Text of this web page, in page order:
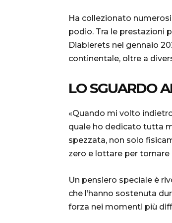
Ha collezionato
podio. Tra le prestazioni
Diablerets nel gennaio
continentale, oltre a
LO SGUARDO
«Quando mi volto
quale ho dedicato tutta
spezzata, non solo
zero e lottare per
Un pensiero speciale è
che l’hanno sostenuta
forza nei momenti più